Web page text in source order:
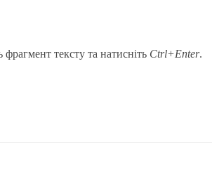
тексту та натисніть Ctrl+Enter.